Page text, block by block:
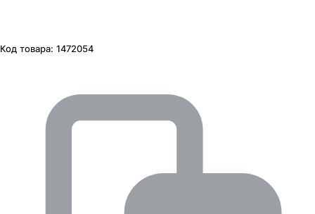
Код товара: 1472054